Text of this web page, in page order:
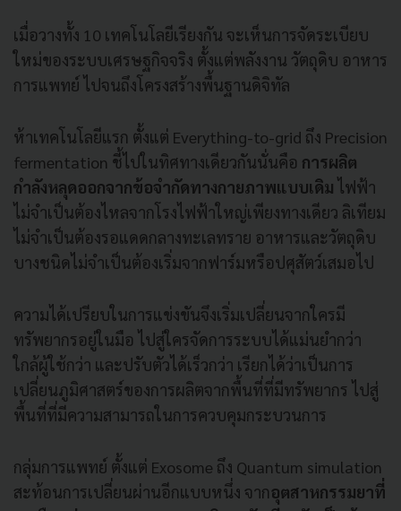
เมื่อวางทั้ง 10 เทคโนโลยีเรียงกัน จะเห็นการจัดระเบียบ
ใหม่ของระบบเศรษฐกิจจริง ตั้งแต่พลังงาน วัตถุดิบ อาหาร
การแพทย์ ไปจนถึงโครงสร้างพื้นฐานดิจิทัล
ห้าเทคโนโลยีแรก ตั้งแต่ Everything-to-grid ถึง Precision
fermentation ชี้ไปในทิศทางเดียวกันนั่นคือ การผลิต
กำลังหลุดออกจากข้อจำกัดทางกายภาพแบบเดิม ไฟฟ้า
ไม่จำเป็นต้องไหลจากโรงไฟฟ้าใหญ่เพียงทางเดียว ลิเทียม
ไม่จำเป็นต้องรอแดดกลางทะเลทราย อาหารและวัตถุดิบ
บางชนิดไม่จำเป็นต้องเริ่มจากฟาร์มหรือปศุสัตว์เสมอไป
ความได้เปรียบในการแข่งขันจึงเริ่มเปลี่ยนจากใครมี
ทรัพยากรอยู่ในมือ ไปสู่ใครจัดการระบบได้แม่นยำกว่า
ใกล้ผู้ใช้กว่า และปรับตัวได้เร็วกว่า เรียกได้ว่าเป็นการ
เปลี่ยนภูมิศาสตร์ของการผลิตจากพื้นที่ที่มีทรัพยากร ไปสู่
พื้นที่ที่มีความสามารถในการควบคุมกระบวนการ
กลุ่มการแพทย์ ตั้งแต่ Exosome ถึง Quantum simulation
สะท้อนการเปลี่ยนผ่านอีกแบบหนึ่ง จากอุตสาหกรรมยาที่